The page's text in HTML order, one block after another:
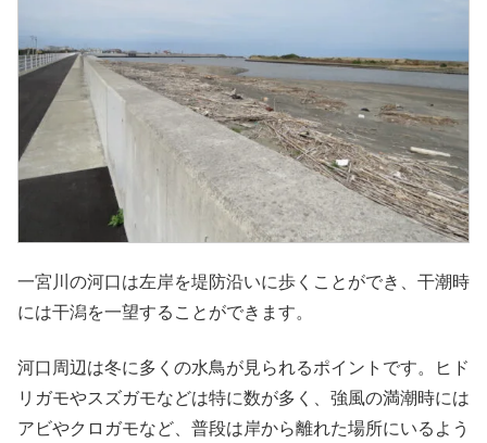
一宮川の河口は左岸を堤防沿いに歩くことができ、干潮時
には干潟を一望することができます。
河口周辺は冬に多くの水鳥が見られるポイントです。ヒド
リガモやスズガモなどは特に数が多く、強風の満潮時には
アビやクロガモなど、普段は岸から離れた場所にいるよう